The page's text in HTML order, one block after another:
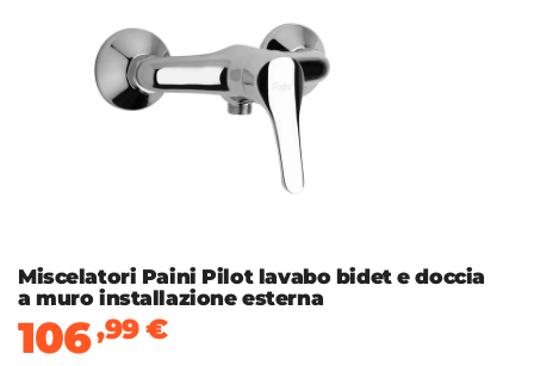
Miscelatori Paini Pilot lavabo bidet e doccia
a muro installazione esterna
106,99€